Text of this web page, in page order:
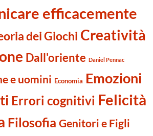
efficacemente
dei Giochi Creatività
Dall'oriente Daniel Pennac
e uomini Economia Emozioni
Errori cognitivi Felicità
Filosofia Genitori e Figli